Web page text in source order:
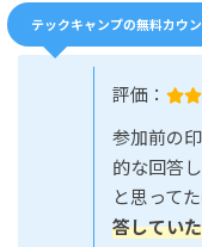
テックキャンプの無料カウ
評価：
参加前の
的な回答
と思って
答してい